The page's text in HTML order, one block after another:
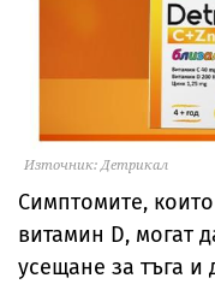
Източник: Детрикал
Симптомите,
витамин D, могат
усещане за тъга и